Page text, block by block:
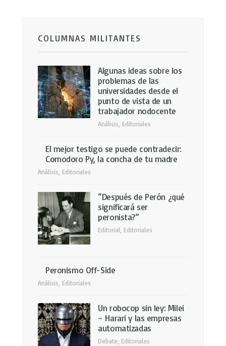
COLUMNAS MILITANTES
Algunas ideas sobre los
problemas de las
universidades desde el
punto de vista de un
trabajador nodocente
Análisis Editoriales
El mejor testigo se puede contradecir:
Comodoro Py, la concha de tu madre
Análisis Editoriales
“Después de Perón ¿qué
significará ser
peronista?”
Editorial Editoriales
Peronismo Off-Side
Análisis, Editoriales
Un robocop sin ley: Milei
– Harari y las empresas
automatizadas
Debate, Editoriales